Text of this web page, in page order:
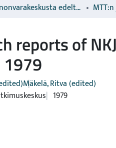
Luonnonvarakeskusta edeltävien organisaatioiden sarjat
reports of
1979
Mäkelä, Ritva (edited)
1979